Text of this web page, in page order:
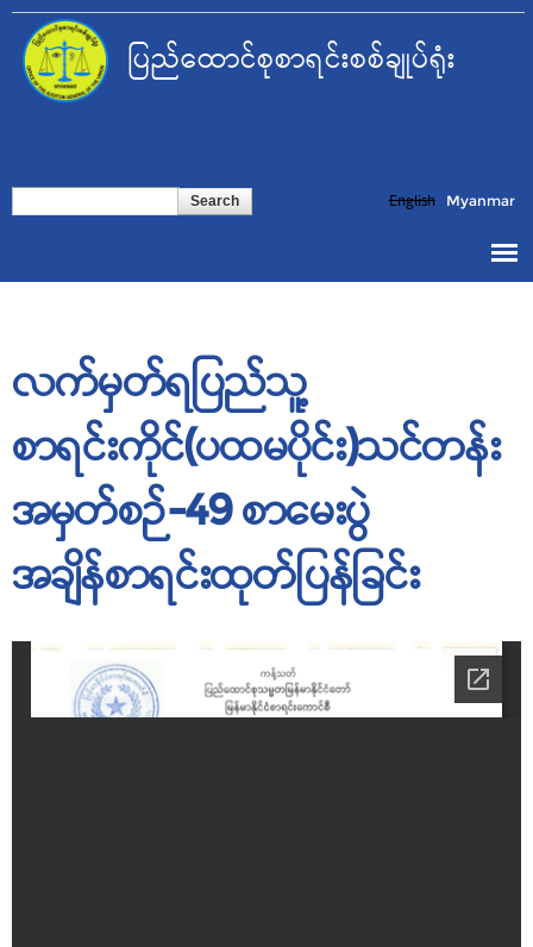
Skip to
content
ပြည်ထောင်စုစာရင်းစစ်ချုပ်ရုံး
Search form English Myanmar
လက်မှတ်ရပြည်သူ့
စာရင်းကိုင်(ပထမပိုင်း)သင်တန်း
အမှတ်စဉ်-49 စာမေးပွဲ
အချိန်စာရင်းထုတ်ပြန်ခြင်း